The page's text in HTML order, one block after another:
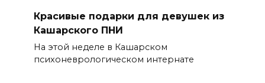
Красивые подарки для девушек из
Кашарского ПНИ
На этой неделе в Кашарском
психоневрологическом интернате